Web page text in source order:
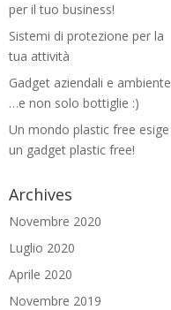
per il tuo business!
Sistemi di protezione per la
tua attività
Gadget aziendali e ambiente
…e non solo bottiglie :)
Un mondo plastic free esige
un gadget plastic free!
Archives
Novembre 2020
Luglio 2020
Aprile 2020
Novembre 2019